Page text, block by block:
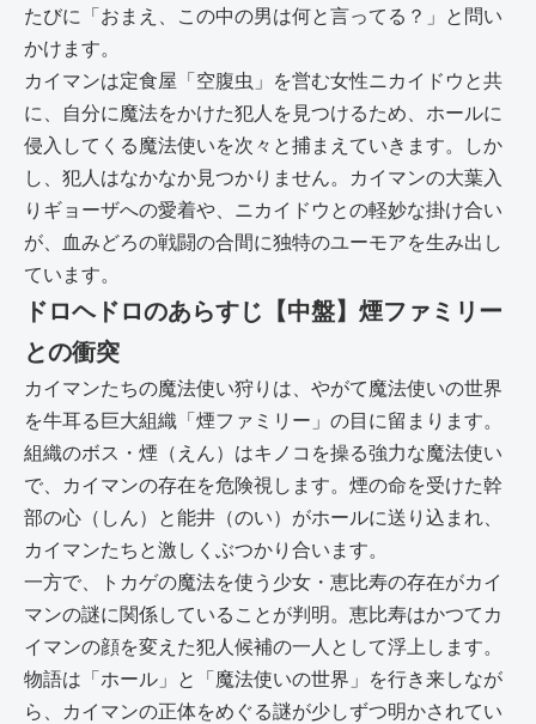
たびに「おまえ、この中の男は何と言ってる？」と問い
かけます。
カイマンは定食屋「空腹虫」を営む女性ニカイドウと共
に、自分に魔法をかけた犯人を見つけるため、ホールに
侵入してくる魔法使いを次々と捕まえていきます。しか
し、犯人はなかなか見つかりません。カイマンの大葉入
りギョーザへの愛着や、ニカイドウとの軽妙な掛け合い
が、血みどろの戦闘の合間に独特のユーモアを生み出し
ています。
ドロヘドロのあらすじ【中盤】煙ファミリー
との衝突
カイマンたちの魔法使い狩りは、やがて魔法使いの世界
を牛耳る巨大組織「煙ファミリー」の目に留まります。
組織のボス・煙（えん）はキノコを操る強力な魔法使い
で、カイマンの存在を危険視します。煙の命を受けた幹
部の心（しん）と能井（のい）がホールに送り込まれ、
カイマンたちと激しくぶつかり合います。
一方で、トカゲの魔法を使う少女・恵比寿の存在がカイ
マンの謎に関係していることが判明。恵比寿はかつてカ
イマンの顔を変えた犯人候補の一人として浮上します。
物語は「ホール」と「魔法使いの世界」を行き来しなが
ら、カイマンの正体をめぐる謎が少しずつ明かされてい